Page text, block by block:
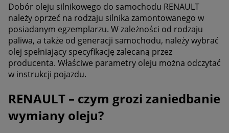
Dobór oleju silnikowego do samochodu RENAULT
należy oprzeć na rodzaju silnika zamontowanego w
posiadanym egzemplarzu. W zależności od rodzaju
paliwa, a także od generacji samochodu, należy wybrać
olej spełniający specyfikację zalecaną przez
producenta. Właściwe parametry oleju można odczytać
w instrukcji pojazdu.
RENAULT – czym grozi zaniedbanie
wymiany oleju?